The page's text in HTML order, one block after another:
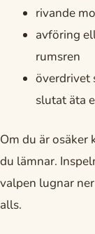
rivande
avföring
rumsren
överdrivet
slutat äta
Om du är osäker
du lämnar.
valpen lugnar
alls.